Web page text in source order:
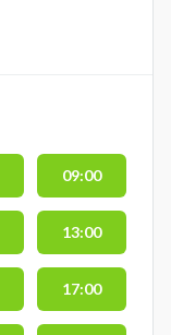
09:00
13:00
17:00